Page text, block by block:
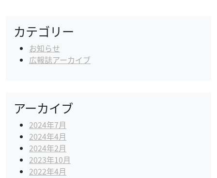
カテゴリー
お知らせ
広報誌アーカイブ
アーカイブ
2024年7月
2024年4月
2024年2月
2023年10月
2022年4月